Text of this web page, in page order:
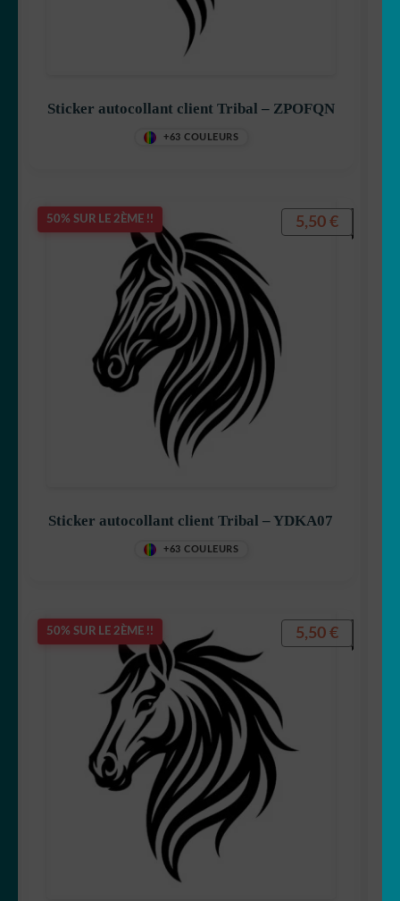
Sticker autocollant client Tribal – ZPOFQN
+63 COULEURS
50% SUR LE 2ÈME !!
Sticker autocollant client Tribal – YDKA07
+63 COULEURS
5,50 €
50% SUR LE 2ÈME !! 5,50 €